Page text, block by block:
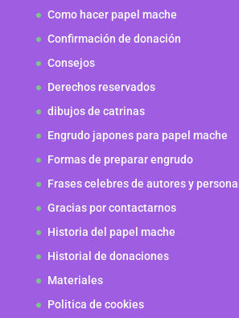
Como hacer papel mache
Confirmación de donación
Consejos
Derechos reservados
dibujos de catrinas
Engrudo japones para papel mache
Formas de preparar engrudo
Frases celebres de autores y
Gracias por contactarnos
Historia del papel mache
Historial de donaciones
Materiales
Politica de cookies